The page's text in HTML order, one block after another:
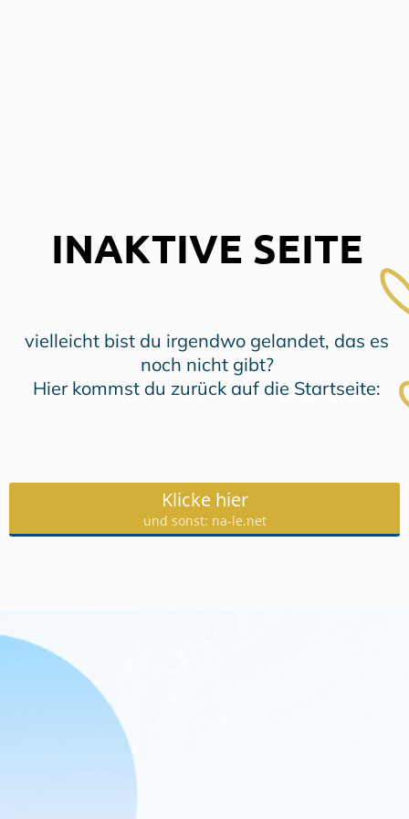
INAKTIVE SEITE
vielleicht bist du irgendwo gelandet, das es
noch nicht gibt?
Hier kommst du zurück auf die Startseite:
Klicke hier
und sonst: na-le.net